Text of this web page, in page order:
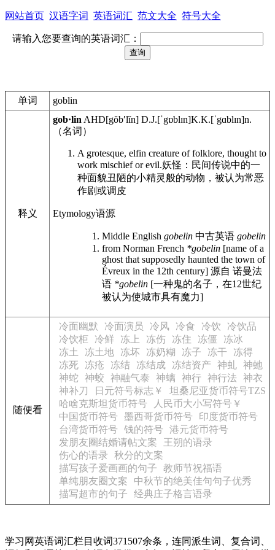
网站首页 汉语字词 英语词汇 范文大全 符号大全
请输入您要查询的英语词汇：
单词 goblin
释义
gob·lin AHD[gŏbʹlĭn] D.J.[ˈgɒblɪn]K.K.[ˈgɑblɪn]n.
（名词）
A grotesque, elfin creature of folklore, thought to
work mischief or evil.妖怪：民间传说中的一
种面貌丑陋的小精灵般的动物，被认为常恶
作剧或调皮
Etymology语源
Middle English gobelin 中古英语 gobelin
from Norman French *gobelin [name of a
ghost that supposedly haunted the town of
Évreux in the 12th century] 源自 诺曼法
语 *gobelin [一种鬼的名子，在12世纪
被认为使城市具有魔力]
随便看
冷面幽默 冷面演员 冷风 冷食 冷饮
冷饮品
冷饮柜
冷鲜 冻上 冻伤 冻住 冻僵
冻冰
冻土
冻土地 冻坏 冻奶糊 冻子 冻干
冻得
冻死
冻疮 冻结 冻结成 冻结资产 神虬 神虵
神蛇
神蛟 神融气泰 神螭 神行 神行法 神衣
神补刀
日元符号标志￥
坦桑尼亚货币符号TZS
哈啥克斯坦货币符号
人民币大小写符号￥
中国货币符号 墨西哥货币符号
印度货币符号
台湾货币符号 钱的符号 港元货币符号
发朋友圈结婚请帖文案
王朔的语录
伤心的语录
秋分的文案
描写孩子爱画画的句子
教师节祝福语
单纯朋友圈文案
中秋节的绝美佳句句子优秀
描写超市的句子
经典庄子格言语录
学习网英语词汇栏目收词371507余条，连同派生词、复合词、